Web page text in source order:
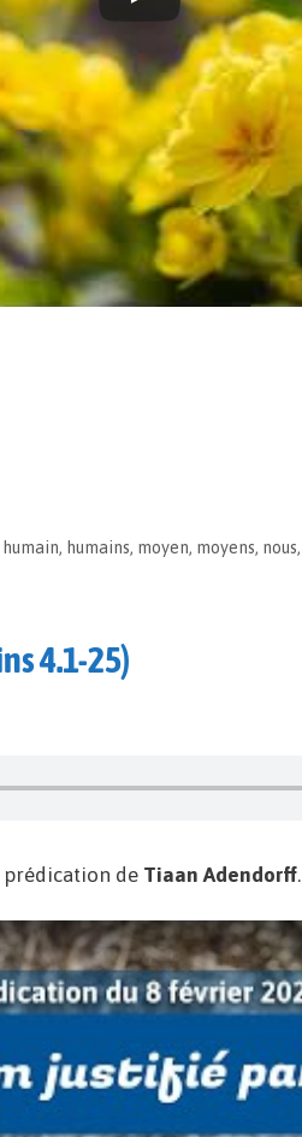
humain, humains, moyen, moyens, nous,
4.1-25)
prédication de Tiaan Adendorff.